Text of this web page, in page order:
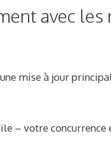
avec les
mise à jour
– votre